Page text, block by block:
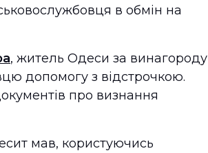
в обмін на
, житель Одеси за винагороду
допомогу з відстрочкою.
про визнання
мав, користуючись